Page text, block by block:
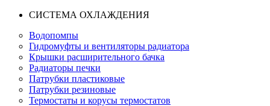
СИСТЕМА ОХЛАЖДЕНИЯ
Водопомпы
Гидромуфты и вентиляторы радиатора
Крышки расширительного бачка
Радиаторы печки
Патрубки пластиковые
Патрубки резиновые
Термостаты и корусы термостатов